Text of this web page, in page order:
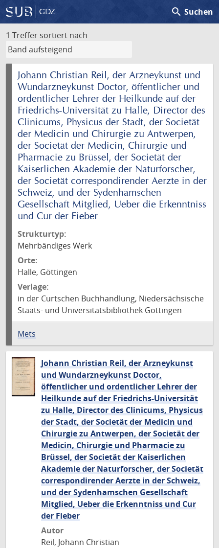
GDZ search Suchen
1 Treffer sortiert nach
Johann Christian Reil, der Arzneykunst und
Wundarzneykunst Doctor, öffentlicher und
ordentlicher Lehrer der Heilkunde auf der
Friedrichs-Universität zu Halle, Director des
Clinicums, Physicus der Stadt, der Societät
der Medicin und Chirurgie zu Antwerpen,
der Societät der Medicin, Chirurgie und
Pharmacie zu Brüssel, der Societät der
Kaiserlichen Akademie der Naturforscher,
der Societät correspondirender Aerzte in der
Schweiz, und der Sydenhamschen
Gesellschaft Mitglied, Ueber die Erkenntniss
und Cur der Fieber
Strukturtyp:
Mehrbändiges Werk
Orte:
Halle, Göttingen
Verlage:
in der Curtschen Buchhandlung, Niedersächsische
Staats- und Universitätsbibliothek Göttingen
Mets
Johann Christian Reil, der Arzneykunst
und Wundarzneykunst Doctor,
öffentlicher und ordentlicher Lehrer der
Heilkunde auf der Friedrichs-Universität
zu Halle, Director des Clinicums, Physicus
der Stadt, der Societät der Medicin und
Chirurgie zu Antwerpen, der Societät der
Medicin, Chirurgie und Pharmacie zu
Brüssel, der Societät der Kaiserlichen
Akademie der Naturforscher, der Societät
correspondirender Aerzte in der Schweiz,
und der Sydenhamschen Gesellschaft
Mitglied, Ueber die Erkenntniss und Cur
der Fieber
Autor
Reil, Johann Christian